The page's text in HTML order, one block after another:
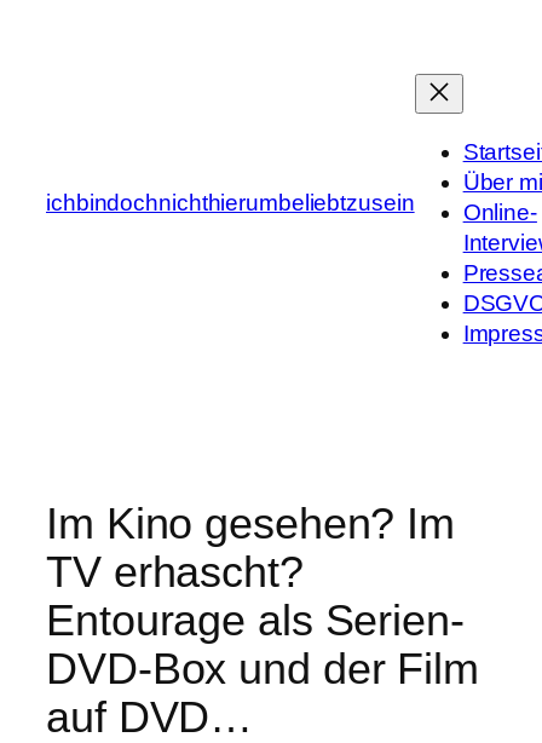
ichbindochnichthierumbeliebtzusein
Über
Online-
Im Kino gesehen? Im
TV erhascht?
Entourage als Serien-
DVD-Box und der Film
auf DVD…